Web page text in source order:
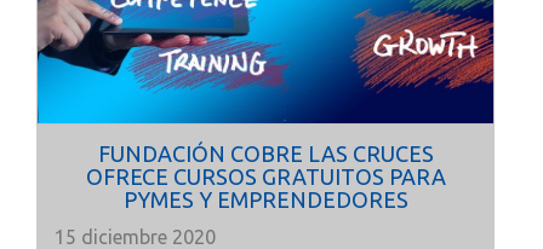
FUNDACIÓN COBRE LAS CRUCES
OFRECE CURSOS GRATUITOS PARA
PYMES Y EMPRENDEDORES
15 diciembre 2020